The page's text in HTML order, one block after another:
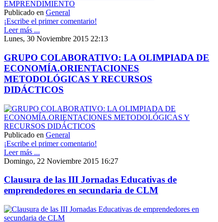
Publicado en General
¡Escribe el primer comentario!
Leer más ...
Lunes, 30 Noviembre 2015 22:13
GRUPO COLABORATIVO: LA OLIMPIADA DE
ECONOMÍA.ORIENTACIONES
METODOLÓGICAS Y RECURSOS
DIDÁCTICOS
Publicado en General
¡Escribe el primer comentario!
Leer más ...
Domingo, 22 Noviembre 2015 16:27
Clausura de las III Jornadas Educativas de
emprendedores en secundaria de CLM